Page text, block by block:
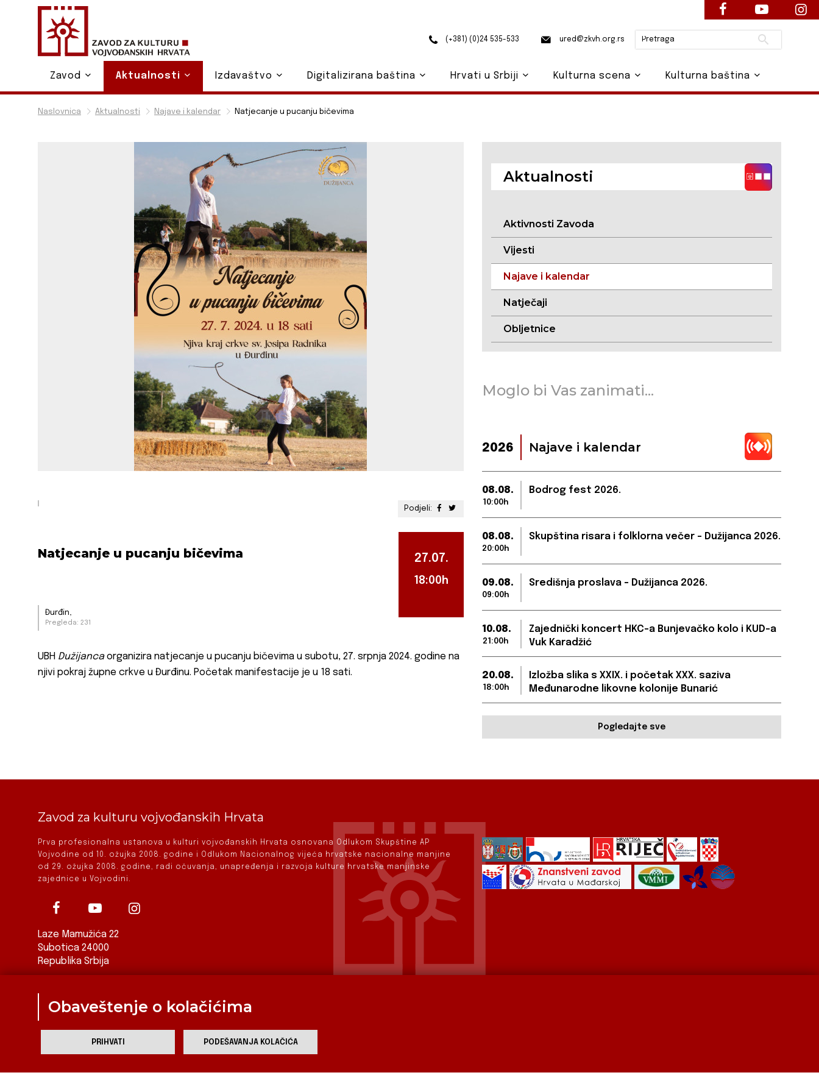
Naslovnica Aktualnosti Najave i kalendar Natjecanje u pucanju bičevima
Podjeli:
27.07.
18:00h
Natjecanje u pucanju bičevima
Đurđin,
Pregleda: 231
UBH Dužijancaorganizira natjecanje u pucanju bičevima u subotu, 27. srpnja 2024. godine na
njivi pokraj župne crkve u Đurđinu. Početak manifestacije je u 18 sati.
Aktualnosti
Aktivnosti Zavoda
Vijesti
Najave i kalendar
Natječaji
Obljetnice
Moglo bi Vas zanimati...
2026 Najave i kalendar
08.08.
10:00h
Bodrog fest 2026.
08.08.
20:00h
Skupština risara i folklorna večer – Dužijanca 2026.
09.08.
09:00h
Središnja proslava – Dužijanca 2026.
10.08.
21:00h
Zajednički koncert HKC-a Bunjevačko kolo i KUD-a
Vuk Karadžić
20.08.
18:00h
Izložba slika s XXIX. i početak XXX. saziva
Međunarodne likovne kolonije Bunarić
Pogledajte sve
Zavod za kulturu vojvođanskih Hrvata
Prva profesionalna ustanova u kulturi vojvođanskih Hrvata osnovana Odlukom Skupštine AP
Vojvodine od 10. ožujka 2008. godine i Odlukom Nacionalnog vijeća hrvatske nacionalne manjine
od 29. ožujka 2008. godine, radi očuvanja, unapređenja i razvoja kulture hrvatske manjinske
zajednice u Vojvodini.
Laze Mamužića 22
Subotica 24000
Republika Srbija
Zavod
Obaveštenje o kolačićima
PRIHVATI PODEŠAVANJA KOLAČIĆA
(+381) (0)24 535-533 ured@zkvh.org.rs Pretraži
Zavod Aktualnosti Izdavaštvo Digitalizirana baština Hrvati u Srbiji Kulturna scena Kulturna baština